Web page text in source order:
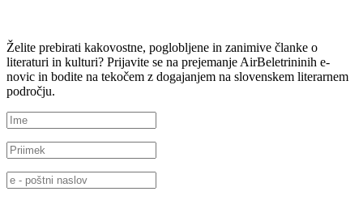
Želite prebirati kakovostne, poglobljene in zanimive članke o
literaturi in kulturi? Prijavite se na prejemanje AirBeletrininih e-
novic in bodite na tekočem z dogajanjem na slovenskem literarnem
področju.